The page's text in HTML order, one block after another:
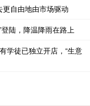
自由地由市场驱动
陆，降温降雨在路上
学徒已独立开店，“生意